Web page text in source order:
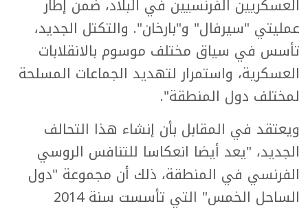
عمليتي "سيرفال" و"بارخان". والتكتل الجديد،
تأسس في سياق مختلف موسوم بالانقلابات
العسكرية، واستمرار لتهديد الجماعات المسلحة
لمختلف دول المنطقة".
ويعتقد في المقابل بأن إنشاء هذا التحالف
الجديد، "يعد أيضا انعكاسا للتنافس الروسي
الفرنسي في المنطقة، ذلك أن مجموعة "دول
الساحل الخمس" التي تأسست سنة 2014